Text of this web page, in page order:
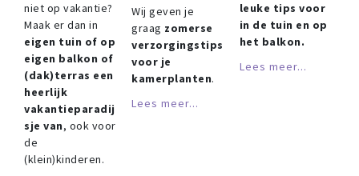
niet op vakantie?
Maak er dan in
eigen tuin of op
eigen balkon of
(dak)terras een
heerlijk
vakantieparadij
sje van, ook voor
de
(klein)kinderen.
Wij geven je
graag zomerse
verzorgingstips
voor je
kamerplanten.
Lees meer...
leuke tips voor
in de tuin en op
het balkon.
Lees meer...